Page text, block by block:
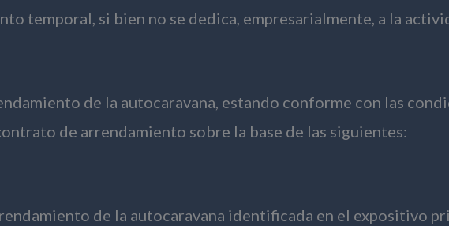
temporal, si bien no se dedica, empresarialmente, a la
de la autocaravana, estando conforme con las
de arrendamiento sobre la base de las siguientes:
de la autocaravana identificada en el expositivo